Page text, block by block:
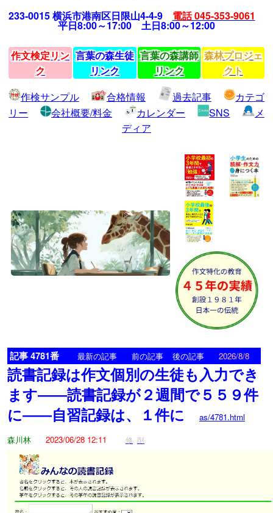
233-0015 横浜市港南区日限山4-4-9 電話 045-353-9061
平日8:00～17:00 土日8:00～12:00
作文検定リン
ク
言葉の森生徒
リンク
言葉の森講師
リンク
森林プロジェ
クト
作検サンプル
合格情報 過去記事
カテゴ
リー
会社概要/料金 カレンダー SNS
メ
ディア
記事 4781番 最新の記事 前の記事 後の記事 2026/8/8
読書記録は作文個別の生徒も入力でき
ます――読書記録が２週間で５５９件
に――自習記録は、１件に
as/4781.html
森川林
2023/06/28 12:11 修 削